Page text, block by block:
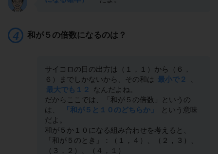
和が５の倍数になるのは？
サイコロの目の出方は（１，１）から（６，
６）までしかないから、その和は 最小で２
、
最大でも１２
なんだよね。
だからここでは、「和が５の倍数」というの
は、
「和が５と１０のどちらか」
という意味
だよ。
和が５か１０になる組み合わせを考えると、
「和が５のとき」：（１，４）、（２，３）、
（３，２）、（４，１）